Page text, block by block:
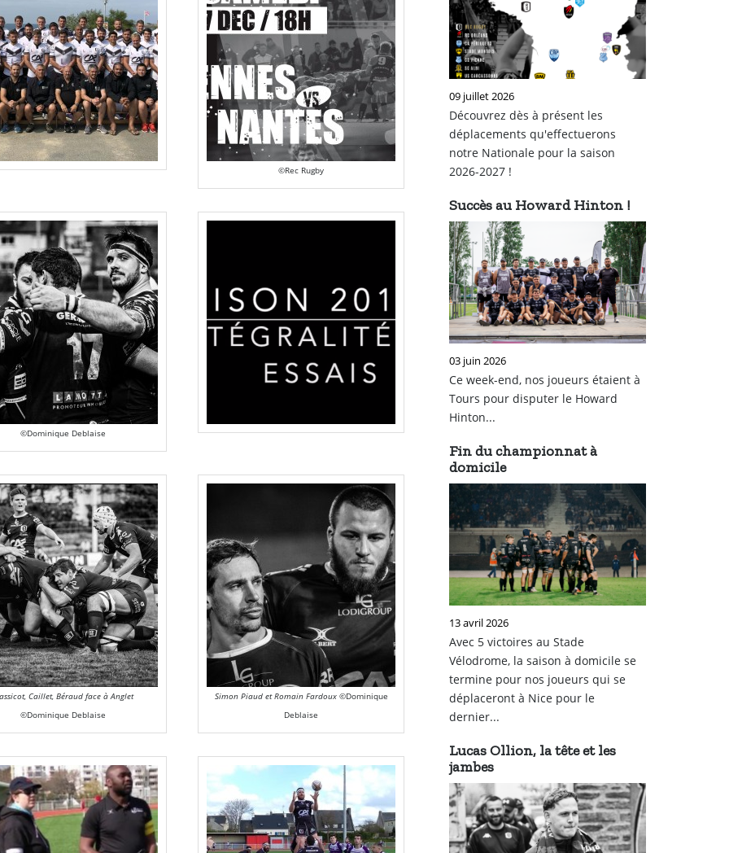
©Rec Rugby
©Dominique Deblaise
Caillet, Béraud face à Anglet
©Dominique Deblaise
Simon Piaud et Romain Fardoux ©Dominique
Deblaise
09 juillet 2026
Découvrez dès à présent les
déplacements qu'effectuerons
notre Nationale pour la saison
2026-2027 !
Succès au Howard Hinton !
03 juin 2026
Ce week-end, nos joueurs étaient à
Tours pour disputer le Howard
Hinton...
Fin du championnat à
domicile
13 avril 2026
Avec 5 victoires au Stade
Vélodrome, la saison à domicile se
termine pour nos joueurs qui se
déplaceront à Nice pour le
dernier...
Lucas Ollion, la tête et les
jambes